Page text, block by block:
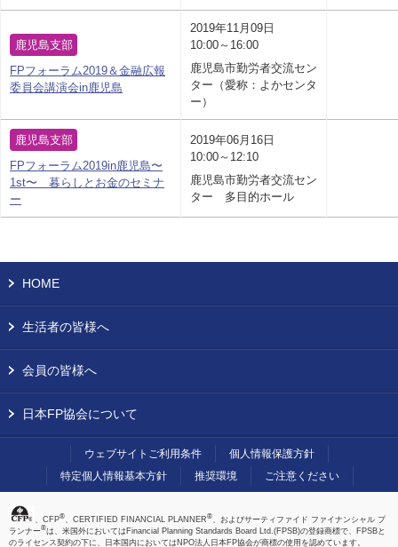
鹿児島支部
FPフォーラム2019＆金融広報
委員会講演会in鹿児島
2019年11月09日
10:00～16:00
鹿児島市勤労者交流セン
ター（愛称：よかセンタ
ー）
鹿児島支部
FPフォーラム2019in鹿児島〜
1st〜 暮らしとお金のセミナ
ー
2019年06月16日
10:00～12:10
鹿児島市勤労者交流セン
ター 多目的ホール
HOME
生活者の皆様へ
会員の皆様へ
日本FP協会について
ウェブサイトご利用条件
個人情報保護方針
特定個人情報基本方針
推奨環境 ご注意ください
、CFP®、CERTIFIED FINANCIAL PLANNER®、およびサーティファイド ファイナンシャル プ
ランナー®は、米国外においてはFinancial Planning Standards Board Ltd.(FPSB)の登録商標で、FPSBと
のライセンス契約の下に、日本国内においてはNPO法人日本FP協会が商標の使用を認めています。